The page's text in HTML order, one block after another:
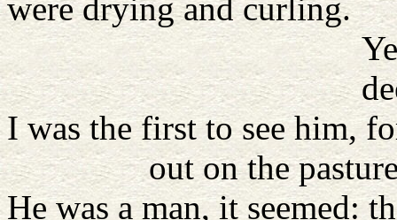
were drying and curling.
Yet I was not
deeply
I was the first to see him,
out on the pasture
He was a man, it seemed: